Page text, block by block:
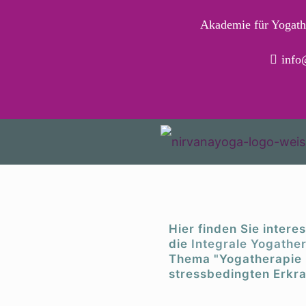
Akademie für
Hier finden Sie
die Integrale
Thema
stressbedingten